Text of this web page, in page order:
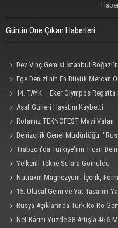
Günün Öne Çıkan Haberleri
Dev Vinç Gemisi İstanbul
Ege Denizi’nin En Büyük Mercan
14. TAYK – Eker Olympos
Asaf Güneri Hayatını Kaybetti
Rotamız TEKNOFEST Mavi Vatan
Denizcilik Genel Müdürlüğü:
Saldırısına Uğradı"
Trabzon'da Türkiye'nin Ticari
Yelkenli Tekne Sulara Gömüldü
Nutraxin Magnezyum: İçerik,
15. Ulusal Gemi ve Yat Tasarım
Uzatıldı
Rusya Açıklarında Türk Ro-Ro
Net Kârını Yüzde 38 Artışla 46.5